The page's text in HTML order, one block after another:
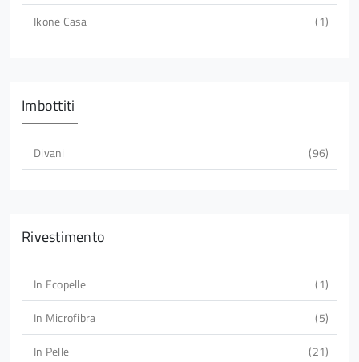
Ikone Casa
1
Imbottiti
Divani 96
Rivestimento
In Ecopelle
1
In Microfibra
5
In Pelle
21